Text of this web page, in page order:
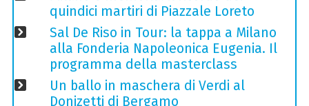
quindici martiri di Piazzale Loreto
Sal De Riso in Tour: la tappa a Milano
alla Fonderia Napoleonica Eugenia. Il
programma della masterclass
Un ballo in maschera di Verdi al
Donizetti di Bergamo